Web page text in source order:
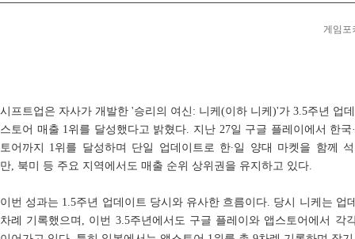
게임포
시프트업은 자사가 개발한 '승리의 여신: 니케(이하 니케)'가 3.5주년 업
스토어 매출 1위를 달성했다고 밝혔다. 지난 27일 구글 플레이에서 한
토어까지 1위를 달성하며 단일 업데이트로 한∙일 양대 마켓을 함께
만, 북미 등 주요 지역에서도 매출 순위 상위권을 유지하고 있다.
이번 성과는 1.5주년 업데이트 당시와 유사한 흐름이다. 당시 니케는 업
차례 기록했으며, 이번 3.5주년에서도 구글 플레이와 앱스토어에서 각